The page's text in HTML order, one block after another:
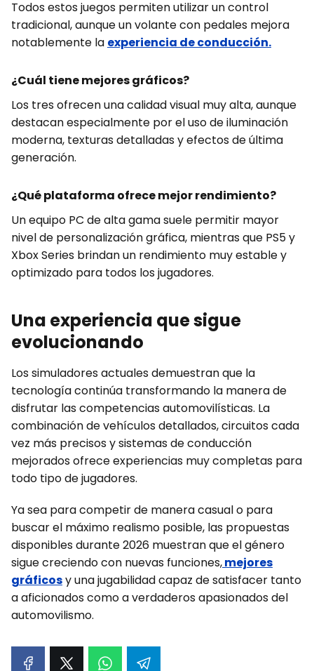
Todos estos juegos permiten utilizar un control
tradicional, aunque un volante con pedales mejora
notablemente la experiencia de conducción.
¿Cuál tiene mejores gráficos?
Los tres ofrecen una calidad visual muy alta, aunque
destacan especialmente por el uso de iluminación
moderna, texturas detalladas y efectos de última
generación.
¿Qué plataforma ofrece mejor rendimiento?
Un equipo PC de alta gama suele permitir mayor
nivel de personalización gráfica, mientras que PS5 y
Xbox Series brindan un rendimiento muy estable y
optimizado para todos los jugadores.
Una experiencia que sigue
evolucionando
Los simuladores actuales demuestran que la
tecnología continúa transformando la manera de
disfrutar las competencias automovilísticas. La
combinación de vehículos detallados, circuitos cada
vez más precisos y sistemas de conducción
mejorados ofrece experiencias muy completas para
todo tipo de jugadores.
Ya sea para competir de manera casual o para
buscar el máximo realismo posible, las propuestas
disponibles durante 2026 muestran que el género
sigue creciendo con nuevas funciones,mejores
gráficosy una jugabilidad capaz de satisfacer tanto
a aficionados como a verdaderos apasionados del
automovilismo.